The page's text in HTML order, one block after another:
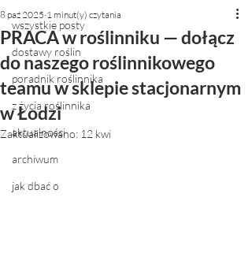
wszystkie posty
dostawy roślin
poradnik roślinnika
z życia roślinnika
aktualności
archiwum
jak dbać o
PRACA w roślinniku — dołącz
do naszego roślinnikowego
teamu w sklepie stacjonarnym
w Łodzi
8 paź 2025 1 minut(y) czytania
Zaktualizowano: 12 kwi